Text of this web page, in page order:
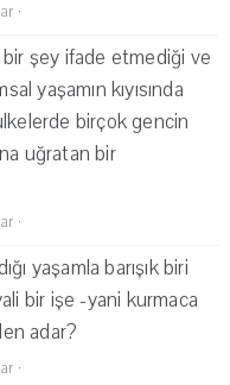
·
şey ifade etmediği ve
yaşamın kıyısında
birçok gencin
uğratan bir
·
yaşamla barışık biri
bir işe -yani kurmaca
adar?
·